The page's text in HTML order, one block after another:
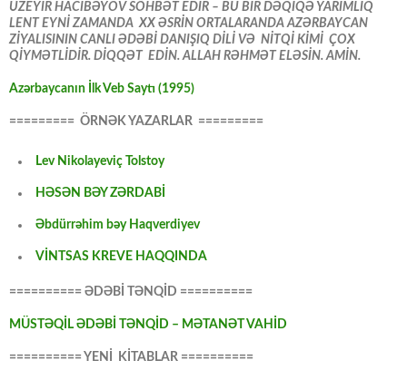
ÜZEYİR HACIBƏYOV SÖHBƏT EDİR – BU BİR DƏQİQƏ YARIMLIQ
LENT EYNİ ZAMANDA XX ƏSRİN ORTALARANDA AZƏRBAYCAN
ZİYALISININ CANLI ƏDƏBİ DANIŞIQ DİLİ VƏ NİTQİ KİMİ ÇOX
QİYMƏTLİDİR. DİQQƏT EDİN. ALLAH RƏHMƏT ELƏSİN. AMİN.
Azərbaycanın İlk Veb Saytı (1995)
========= ÖRNƏK YAZARLAR =========
Lev Nikolayeviç Tolstoy
HƏSƏN BƏY ZƏRDABİ
Əbdürrəhim bəy Haqverdiyev
VİNTSAS KREVE HAQQINDA
========== ƏDƏBİ TƏNQİD ==========
MÜSTƏQİL ƏDƏBİ TƏNQİD – MƏTANƏT VAHİD
========== YENİ KİTABLAR ==========